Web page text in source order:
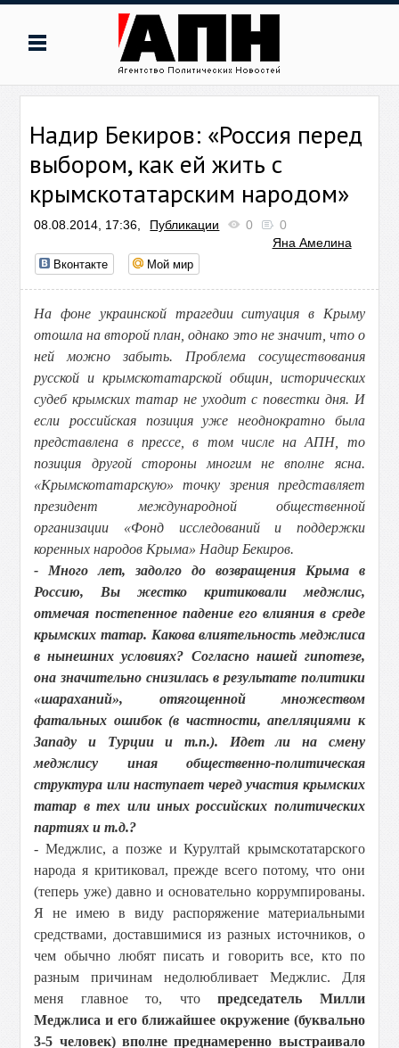
Надир Бекиров: «Россия перед
выбором, как ей жить с
крымскотатарским народом»
08.08.2014, 17:36, Публикации 0
0
Яна Амелина
Вконтакте Мой мир
На фоне украинской трагедии ситуация в Крыму
отошла на второй план, однако это не значит, что о
ней можно забыть. Проблема сосуществования
русской и крымскотатарской общин, исторических
судеб крымских татар не уходит с повестки дня. И
если российская позиция уже неоднократно была
представлена в прессе, в том числе на АПН, то
позиция другой стороны многим не вполне ясна.
«Крымскотатарскую» точку зрения представляет
президент международной общественной
организации «Фонд исследований и поддержки
коренных народов Крыма» Надир Бекиров.
- Много лет, задолго до возвращения Крыма в
Россию, Вы жестко критиковали меджлис,
отмечая постепенное падение его влияния в среде
крымских татар. Какова влиятельность меджлиса
в нынешних условиях? Согласно нашей гипотезе,
она значительно снизилась в результате политики
«шараханий», отягощенной множеством
фатальных ошибок (в частности, апелляциями к
Западу и Турции и т.п.). Идет ли на смену
меджлису иная общественно-политическая
структура или наступает черед участия крымских
татар в тех или иных российских политических
партиях и т.д.?
- Меджлис, а позже и Курултай крымскотатарского
народа я критиковал, прежде всего потому, что они
(теперь уже) давно и основательно коррумпированы.
Я не имею в виду распоряжение материальными
средствами, доставшимися из разных источников, о
чем обычно любят писать и говорить все, кто по
разным причинам недолюбливает Меджлис. Для
меня главное то, чтопредседатель Милли
Меджлиса и его ближайшее окружение (буквально
3-5 человек) вполне преднамеренно выстраивало